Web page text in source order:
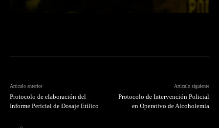
Artículo anterior
Protocolo de elaboración del
Informe Pericial de Dosaje Etílico
Artículo siguiente
Protocolo de Intervención Policial
en Operativo de Alcoholemia